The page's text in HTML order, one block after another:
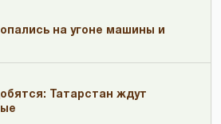
на угоне машины и
Татарстан ждут